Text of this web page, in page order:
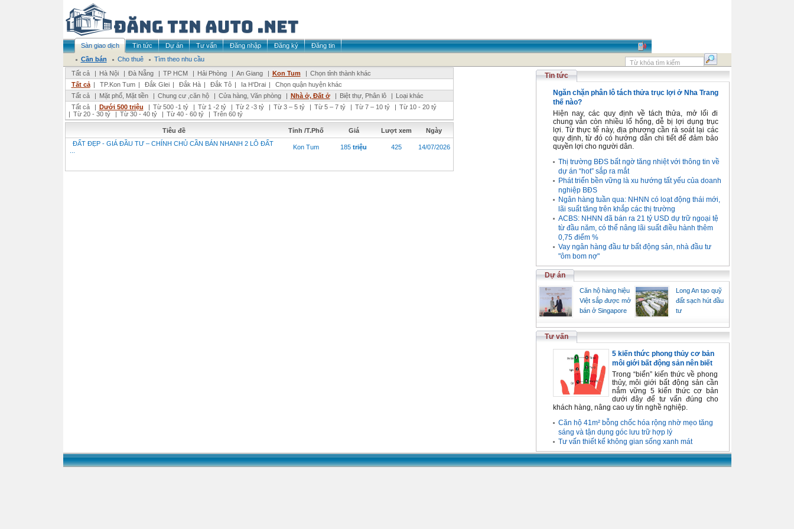
Sàn giao dịch Tin tức Dự án Tư vấn Đăng nhập Đăng ký
Đăng tin
Cần bán
Cho thuê
Tìm theo nhu cầu
Tất cả
| Hà Nội | Đà Nẵng | TP HCM | Hải Phòng | An Giang | Kon Tum | Chọn tỉnh thành khác
Tất cả | TP.Kon Tum | Đắk Glei | Đắk Hà | Đắk Tô | Ia H'Drai |
Chọn quận huyện khác
Tất cả
| Mặt phố, Mặt tiền | Chung cư ,căn hộ | Cửa hàng, Văn phòng | Nhà ở, Đất ở | Biệt thự, Phân lô | Loại khác
Tất cả
| Dưới 500 triệu | Từ 500 -1 tỷ | Từ 1 -2 tỷ | Từ 2 -3 tỷ | Từ 3 – 5 tỷ | Từ 5 – 7 tỷ | Từ 7 – 10 tỷ | Từ 10 - 20 tỷ
| Từ 20 - 30 tỷ | Từ 30 - 40 tỷ | Từ 40 - 60 tỷ | Trên 60 tỷ
Tiêu đề Tỉnh /T.Phố Giá Lượt xem
Ngày
ĐẤT ĐẸP - GIÁ ĐẦU TƯ – CHÍNH CHỦ CẦN BÁN NHANH 2 LÔ ĐẤT
Kon Tum 185 triệu 425 14/07/2026
Tin tức
Ngăn chặn phân lô tách thửa trục lợi ở Nha Trang
thế nào?
Hiện nay, các quy định về tách thửa, mở lối đi
chung vẫn còn nhiều lổ hổng, dễ bị lợi dụng trục
lợi. Từ thực tế này, địa phương cần rà soát lại các
quy định, từ đó có hướng dẫn chi tiết để đảm bảo
quyền lợi cho người dân.
Thị trường BĐS bất ngờ tăng nhiệt với thông tin về
dự án “hot” sắp ra mắt
Phát triển bền vững là xu hướng tất yếu của doanh
nghiệp BĐS
Ngân hàng tuần qua: NHNN có loạt động thái mới,
lãi suất tăng trên khắp các thị trường
ACBS: NHNN đã bán ra 21 tỷ USD dự trữ ngoại tệ
từ đầu năm, có thể nâng lãi suất điều hành thêm
0,75 điểm %
Vay ngân hàng đầu tư bất động sản, nhà đầu tư
"ôm bom nợ"
Dự án
Căn hộ hàng hiệu
Việt sắp được mở
bán ở Singapore
Long An tạo quỹ
đất sạch hút đầu
tư
Tư vấn
5 kiến thức phong thủy cơ bản
môi giới bất động sản nên biết
Trong “biển” kiến thức về phong
thủy, môi giới bất động sản cần
nắm vững 5 kiến thức cơ bản
dưới đây để tư vấn đúng cho
khách hàng, nâng cao uy tín nghề nghiệp.
Căn hộ 41m² bỗng chốc hóa rộng nhờ mẹo tăng
sáng và tận dụng góc lưu trữ hợp lý
Tư vấn thiết kế không gian sống xanh mát